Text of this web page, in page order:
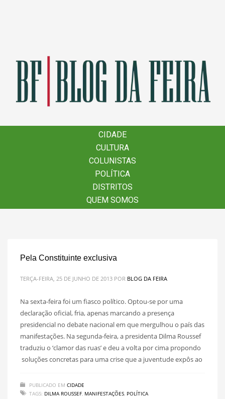
CIDADE
CULTURA
COLUNISTAS
POLÍTICA
DISTRITOS
QUEM SOMOS
CIDADE
CULTURA
COLUNISTAS
POLÍTICA
DISTRITOS
QUEM SOMOS
Pela Constituinte exclusiva
TERÇA-FEIRA, 25 DE JUNHO DE 2013 POR BLOG DA FEIRA
Na sexta-feira foi um fiasco político. Optou-se por uma
declaração oficial, fria, apenas marcando a presença
presidencial no debate nacional em que mergulhou o país das
manifestações. Na segunda-feira, a presidenta Dilma Roussef
traduziu o ‘clamor das ruas’ e deu a volta por cima propondo
soluções concretas para uma crise que a juventude expôs ao
PUBLICADO EM CIDADE
TAGS: DILMA ROUSSEF, MANIFESTAÇÕES, POLÍTICA